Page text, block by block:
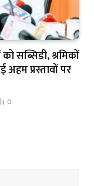
सब्सिडी, श्रमिकों
प्रस्तावों पर
0